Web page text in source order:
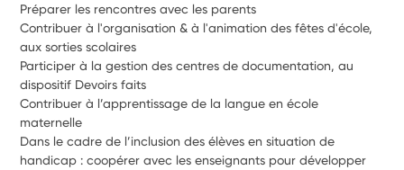
Préparer les rencontres avec les parents
Contribuer à l'organisation & à l'animation des fêtes d'école,
Participer à la gestion des centres de documentation, au
dispositif Devoirs faits
Contribuer à l’apprentissage de la langue en école
Dans le cadre de l’inclusion des élèves en situation de
handicap : coopérer avec les enseignants pour développer